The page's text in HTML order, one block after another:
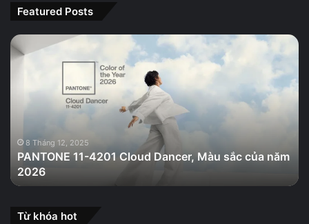
Featured Posts
PANTONE
11-
Màu
của
năm
2026
8 Tháng 12, 2025
PANTONE 11-4201 Cloud Dancer, Màu sắc của năm
2026
Từ khóa hot